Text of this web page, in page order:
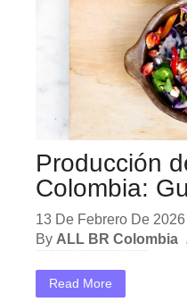
Producción
Colombia:
13 De Febrero De 2026
By ALL BR Colombia
Read More